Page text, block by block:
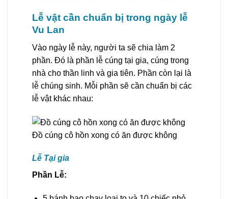
Lễ vật cần chuẩn bị trong ngày lễ
Vu Lan
Vào ngày lễ này, người ta sẽ chia làm 2
phần. Đó là phần lễ cúng tại gia, cúng trong
nhà cho thần linh và gia tiên. Phần còn lại là
lễ chúng sinh. Mỗi phần sẽ cần chuẩn bị các
lễ vật khác nhau:
Đồ cúng cô hồn xong có ăn được không
Lễ Tại gia
Phần Lễ: